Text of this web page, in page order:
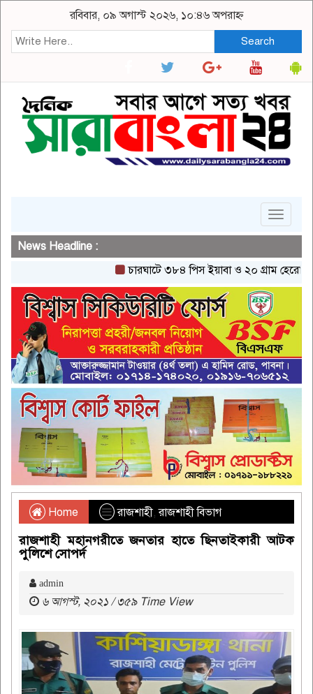
রবিবার, ০৯ অগাস্ট ২০২৬, ১০:৪৬ অপরাহ্ন
Search
Toggle
News Headline :
চারঘাটে ৩৮৪ পিস ইয়াবা ও ২০ গ্রাম হেরোইনসহ
Home রাজশাহী,রাজশাহী বিভাগ
রাজশাহী মহানগরীতে জনতার হাতে ছিনতাইকারী আটক
পুলিশে সোপর্দ
admin
৬ আগস্ট, ২০২১ / ৩৫৯ Time View